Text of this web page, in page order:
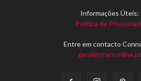
Informações Úteis:
Política de
Entre em contacto
geral@starsonline.pt